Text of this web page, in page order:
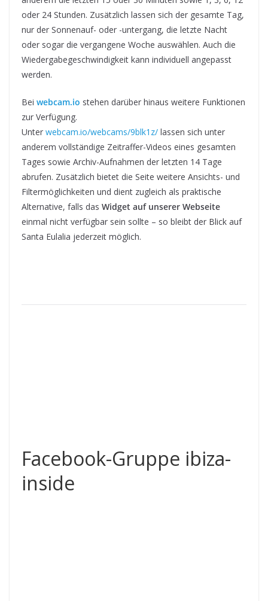
oder 24 Stunden. Zusätzlich lassen sich der gesamte Tag,
nur der Sonnenauf- oder -untergang, die letzte Nacht
oder sogar die vergangene Woche auswählen. Auch die
Wiedergabegeschwindigkeit kann individuell angepasst
werden.
Bei webcam.io stehen darüber hinaus weitere Funktionen
zur Verfügung.
Unter webcam.io/webcams/9blk1z/ lassen sich unter
anderem vollständige Zeitraffer-Videos eines gesamten
Tages sowie Archiv-Aufnahmen der letzten 14 Tage
abrufen. Zusätzlich bietet die Seite weitere Ansichts- und
Filtermöglichkeiten und dient zugleich als praktische
Alternative, falls das Widget auf unserer Webseite
einmal nicht verfügbar sein sollte – so bleibt der Blick auf
Santa Eulalia jederzeit möglich.
Facebook-Gruppe ibiza-
inside